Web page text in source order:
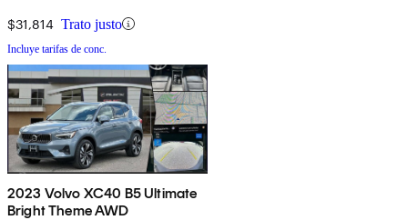
$31,814 Trato justo
Incluye tarifas de conc.
2023 Volvo XC40 B5 Ultimate
Bright Theme AWD